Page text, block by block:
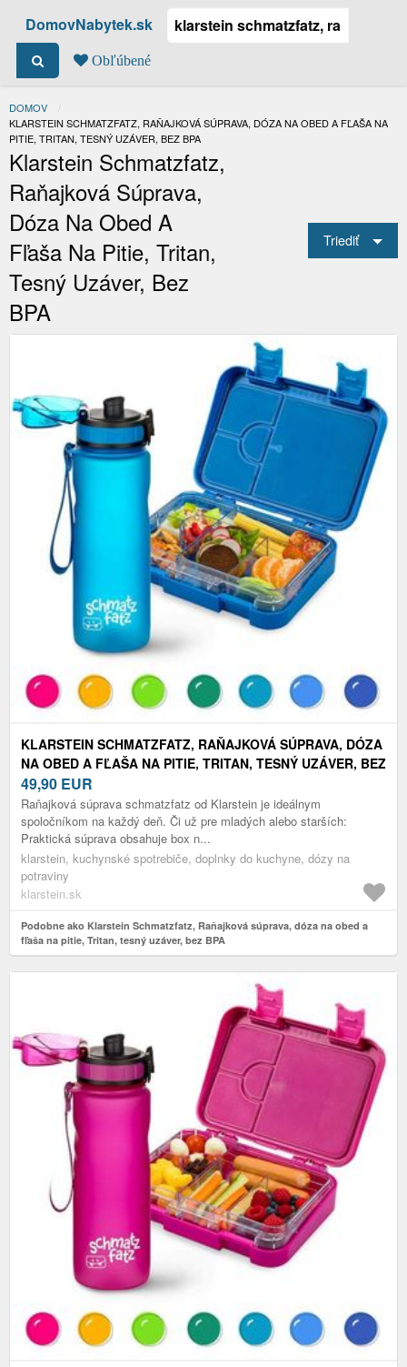
DomovNabytek.sk
Obľúbené
DOMOV
ACTUAL:
KLARSTEIN SCHMATZFATZ, RAŇAJKOVÁ SÚPRAVA, DÓZA NA OBED A FĽAŠA NA
PITIE, TRITAN, TESNÝ UZÁVER, BEZ BPA
Klarstein Schmatzfatz,
Raňajková Súprava,
Dóza Na Obed A
Fľaša Na Pitie, Tritan,
Tesný Uzáver, Bez
BPA
Triediť
KLARSTEIN SCHMATZFATZ, RAŇAJKOVÁ SÚPRAVA, DÓZA
NA OBED A FĽAŠA NA PITIE, TRITAN, TESNÝ UZÁVER, BEZ
BPA
49,90 EUR
Raňajková súprava schmatzfatz od Klarstein je ideálnym
spoločníkom na každý deň. Či už pre mladých alebo starších:
Praktická súprava obsahuje box n...
klarstein, kuchynské spotrebiče, doplnky do kuchyne, dózy na
potraviny
klarstein.sk
Podobne ako Klarstein Schmatzfatz, Raňajková súprava, dóza na obed a
fľaša na pitie, Tritan, tesný uzáver, bez BPA